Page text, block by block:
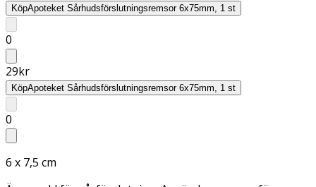
KöpApoteket Sårhudsförslutningsremsor 6x75mm, 1 st
0
29kr
KöpApoteket Sårhudsförslutningsremsor 6x75mm, 1 st
0
6 x 7,5 cm